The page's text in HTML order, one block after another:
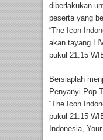
diberlakukan
peserta yang
“The Icon
akan tayang
pukul 21.15
Bersiaplah
Penyanyi Pop
“The Icon
pukul 21.15
Indonesia,